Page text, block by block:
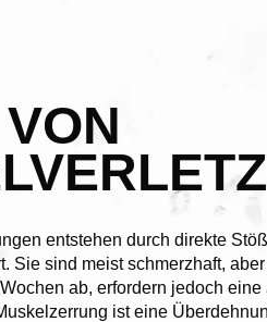
entstehen durch direkte
Sie sind meist schmerzhaft,
ab, erfordern jedoch
ist eine